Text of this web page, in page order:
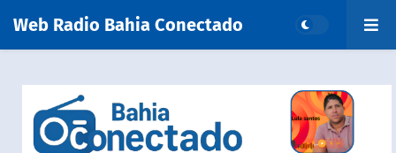
Web Radio Bahia Conectado